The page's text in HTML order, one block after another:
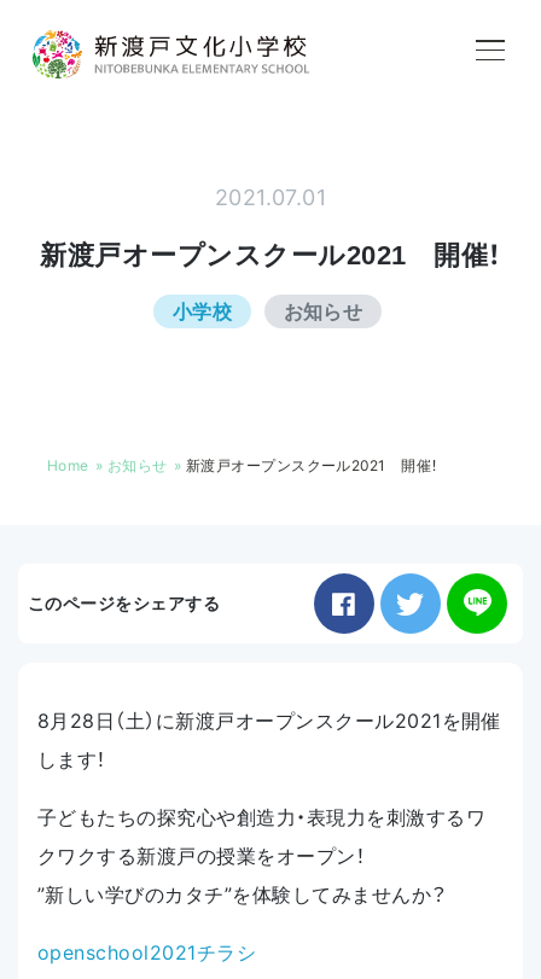
学校生活
お知らせ
2021.07.01
新渡戸オープンスクール2021 開催！
小学校 お知らせ
Home お知らせ 新渡戸オープンスクール2021 開催！
このページをシェアする
8月28日（土）に新渡戸オープンスクール2021を開催
します！
子どもたちの探究心や創造力・表現力を刺激するワ
クワクする新渡戸の授業をオープン！
”新しい学びのカタチ”を体験してみませんか？
openschool2021チラシ